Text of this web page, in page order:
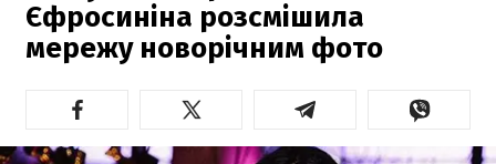
Єфросиніна розсмішила
мережу новорічним фото